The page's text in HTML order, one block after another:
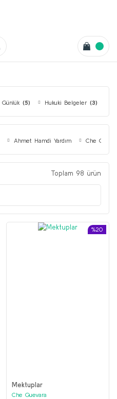
Günlük (5) Hukuki Belgeler (3)
Ahmet Hamdi Yardım Che
Toplam 98 ürün
%20
Mektuplar
Che Guevara